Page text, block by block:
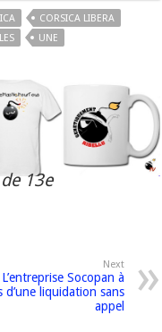
CORSICA LIBERA
UNE
13e
Next
Socopan à
d’une liquidation sans
appel